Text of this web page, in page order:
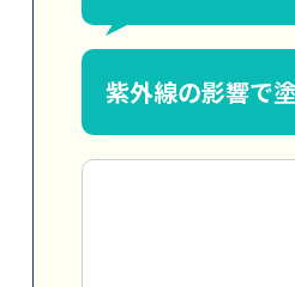
紫外線の影響で